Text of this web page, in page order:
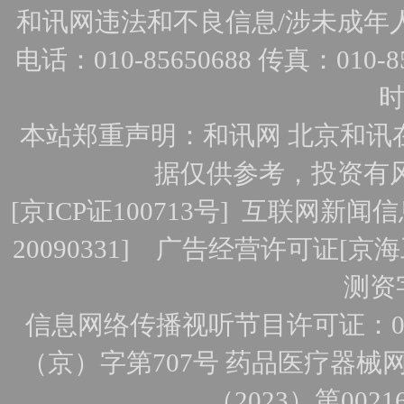
和讯网违法和不良信息/涉未成年
电话：010-85650688 传真：010-
本站郑重声明：和讯网 北京和
据仅供参考，投资有
[京ICP证100713号]互联网新闻
20090331] 广告经营许可证[京
测资
信息网络传播视听节目许可证：
（京）字第707号 药品医疗器械